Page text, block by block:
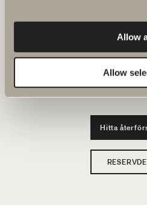
Allow
Allow
Hitta